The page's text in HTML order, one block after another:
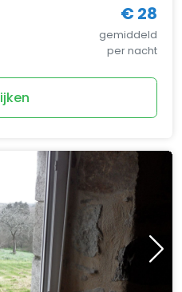
€ 28
gemiddeld
per nacht